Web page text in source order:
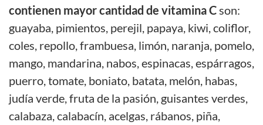
contienen mayor cantidad de vitamina Cson:
guayaba, pimientos, perejil, papaya, kiwi, coliflor,
coles, repollo, frambuesa, limón, naranja, pomelo,
mango, mandarina, nabos, espinacas, espárragos,
puerro, tomate, boniato, batata, melón, habas,
judía verde, fruta de la pasión, guisantes verdes,
calabaza, calabacín, acelgas, rábanos, piña,